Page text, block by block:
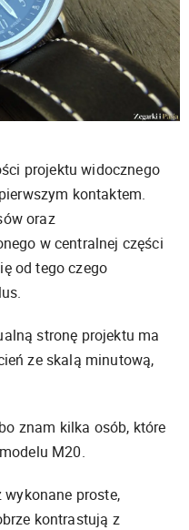
projektu widocznego
kontaktem.
oraz
w centralnej części
od tego czego
stronę projektu ma
ze skalą minutową,
znam kilka osób, które
M20.
wykonane proste,
kontrastują z